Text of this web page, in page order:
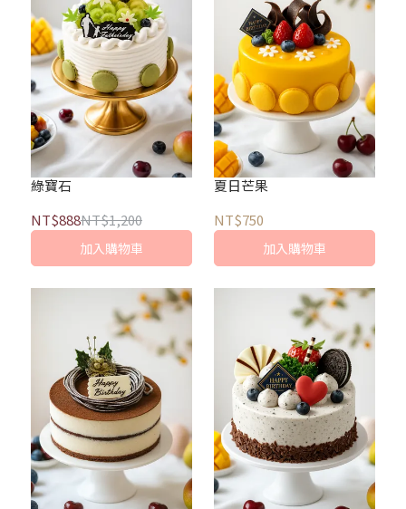
綠寶石
NT$888NT$1,200
加入購物車
夏日芒果
NT$750
加入購物車